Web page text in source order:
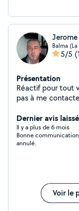
Jerome
Balma (La
5/5
Présentation
Réactif pour tout vos
pas à me
Travaux soignés
Dernier avis
Il y a plus de 6 mois
Bonne
annulé.
Voir le